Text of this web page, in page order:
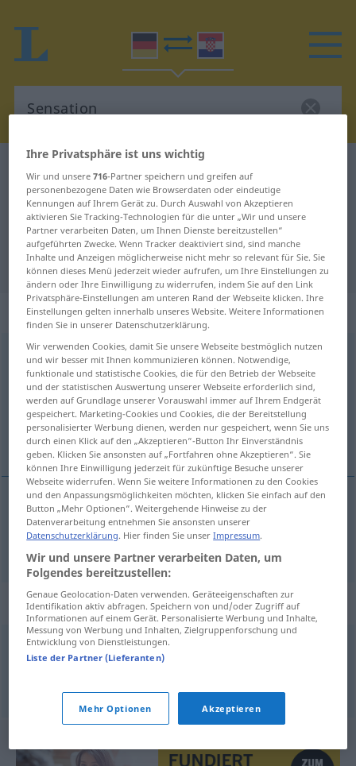
Deutsch-Kroatisch Übersetzung für
"Sensation"
"Sensation" Kroatisch Übersetzung
„Sensation“: Femininum
Sensationf <Sensation;-en>
Übersicht aller Übersetzungen
(Für mehr Details die Übersetzung anklicken/antippen)
senzacija
senzacija Sensation
Synonyme für "Sensation"
Aufsehen,Bombe (ugs., fig.)
© OpenThesaurus.de
Ihre Privatsphäre ist uns wichtig
Wir und unsere716-Partner speichern und greifen auf
personenbezogene Daten wie Browserdaten oder eindeutige
Kennungen auf Ihrem Gerät zu. Durch Auswahl von Akzeptieren
aktivieren Sie Tracking-Technologien für die unter „Wir und unsere
Partner verarbeiten Daten, um Ihnen Dienste bereitzustellen“
aufgeführten Zwecke. Wenn Tracker deaktiviert sind, sind manche
Inhalte und Anzeigen möglicherweise nicht mehr so relevant für Sie. Sie
können dieses Menü jederzeit wieder aufrufen, um Ihre Einstellungen zu
ändern oder Ihre Einwilligung zu widerrufen, indem Sie auf den Link
Privatsphäre-Einstellungen am unteren Rand der Webseite klicken. Ihre
Einstellungen gelten innerhalb unseres Website. Weitere Informationen
finden Sie in unserer Datenschutzerklärung.
Wir verwenden Cookies, damit Sie unsere Webseite bestmöglich nutzen
und wir besser mit Ihnen kommunizieren können. Notwendige,
funktionale und statistische Cookies, die für den Betrieb der Webseite
und der statistischen Auswertung unserer Webseite erforderlich sind,
werden auf Grundlage unserer Vorauswahl immer auf Ihrem Endgerät
gespeichert. Marketing-Cookies und Cookies, die der Bereitstellung
personalisierter Werbung dienen, werden nur gespeichert, wenn Sie uns
durch einen Klick auf den „Akzeptieren“-Button Ihr Einverständnis
geben. Klicken Sie ansonsten auf „Fortfahren ohne Akzeptieren“. Sie
können Ihre Einwilligung jederzeit für zukünftige Besuche unserer
Webseite widerrufen. Wenn Sie weitere Informationen zu den Cookies
und den Anpassungsmöglichkeiten möchten, klicken Sie einfach auf den
Button „Mehr Optionen“. Weitergehende Hinweise zu der
Datenverarbeitung entnehmen Sie ansonsten unserer
Datenschutzerklärung. Hier finden Sie unserImpressum.
Wir und unsere Partner verarbeiten Daten, um
Folgendes bereitzustellen:
Genaue Geolocation-Daten verwenden. Geräteeigenschaften zur
Identifikation aktiv abfragen. Speichern von und/oder Zugriff auf
Informationen auf einem Gerät. Personalisierte Werbung und Inhalte,
Messung von Werbung und Inhalten, Zielgruppenforschung und
Entwicklung von Dienstleistungen.
Liste der Partner (Lieferanten)
Mehr Optionen Akzeptieren